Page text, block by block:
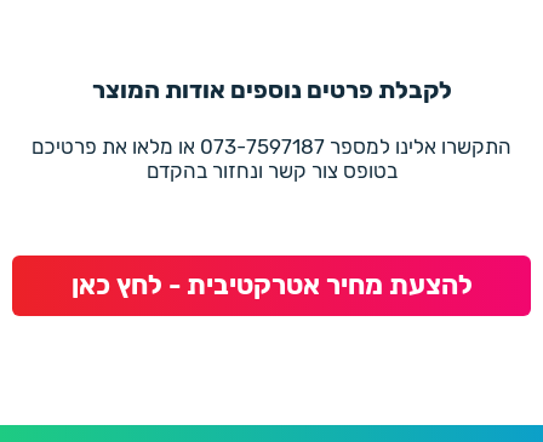
לקבלת פרטים נוספים אודות המוצר
התקשרו אלינו למספר 073-7597187 או מלאו את פרטיכם
בטופס צור קשר ונחזור בהקדם
להצעת מחיר אטרקטיבית - לחץ כאן